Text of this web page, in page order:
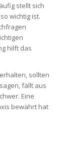
stellt sich
wichtig ist.
hilft das
sollten
fällt aus
Eine
bewährt hat